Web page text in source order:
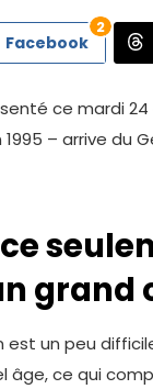
Facebook
2
ce mardi
– arrive du
grand
un peu
ce qui